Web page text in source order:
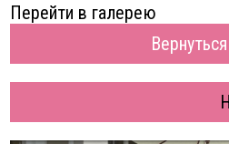
Перейти в галерею